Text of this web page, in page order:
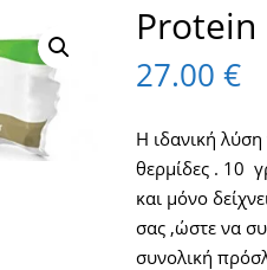
27.00€
Η ιδανική λύση
θερμίδες . 10
και μόνο
σας ,ώστε να
συνολική